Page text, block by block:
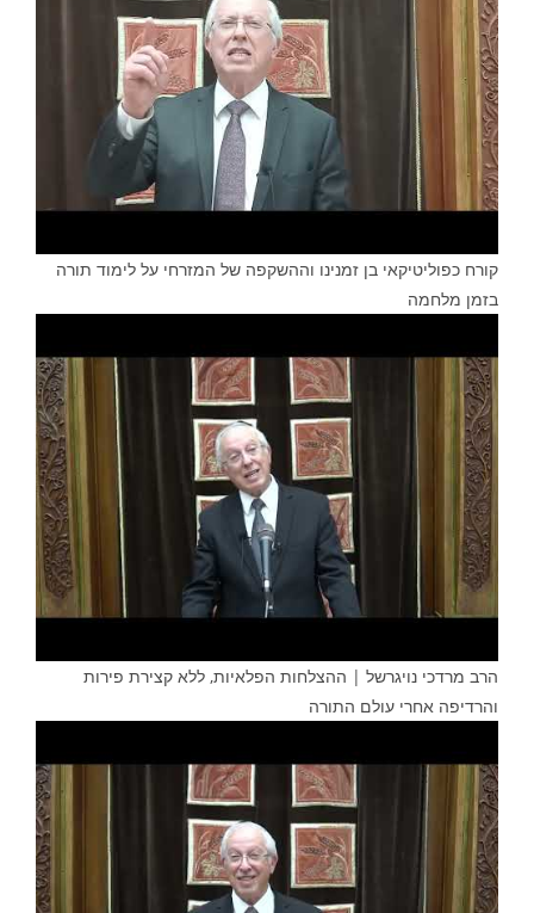
קורח כפוליטיקאי בן זמנינו וההשקפה של המזרחי על לימוד תורה
בזמן מלחמה
הרב מרדכי נויגרשל | ההצלחות הפלאיות, ללא קצירת פירות
והרדיפה אחרי עולם התורה